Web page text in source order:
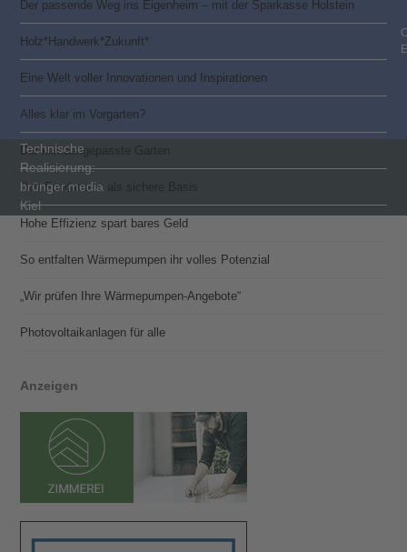
Der passende Weg ins Eigenheim – mit der Sparkasse Holstein
Holz*Handwerk*Zukunft*
Eine Welt voller Innovationen und Inspirationen
Alles klar im Vorgarten?
Der klimaangepasste Garten
Das Fundament als sichere Basis
Hohe Effizienz spart bares Geld
So entfalten Wärmepumpen ihr volles Potenzial
„Wir prüfen Ihre Wärmepumpen-Angebote“
Photovoltaik­­anlagen für alle
Anzeigen
Technische
Realisierung:
brünger.media
Kiel